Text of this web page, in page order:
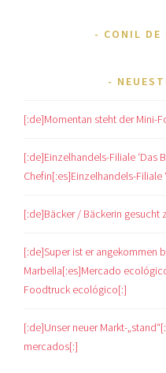
CONIL DE
[:de]Momentan steht der Mini-
[:de]Einzelhandels-Filiale ‘Das
Chefin[:es]Einzelhandels-Filiale
[:de]Bäcker / Bäckerin gesucht
[:de]Super ist er angekommen
Marbella[:es]Mercado
Foodtruck ecológico[:]
[:de]Unser neuer Markt-
mercados[:]